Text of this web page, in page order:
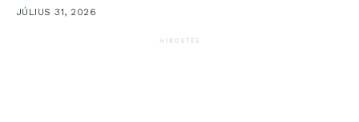
JÚLIUS 31, 2026
HIRDETÉS